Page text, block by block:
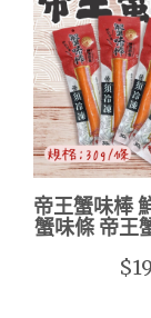
帝王蟹味棒
蟹味條 帝王
$19